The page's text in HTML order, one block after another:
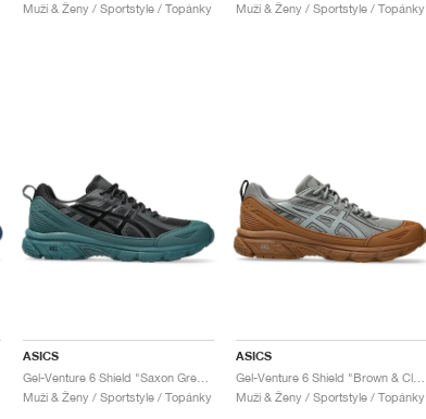
Muži & Ženy / Sportstyle / Topánky
Muži & Ženy / Sportstyle / Topánky
ASICS
Gel-Venture 6 Shield "Saxon Green & Black"
Muži & Ženy / Sportstyle / Topánky
ASICS
Gel-Venture 6 Shield "Brown & Clay Grey"
Muži & Ženy / Sportstyle / Topánky